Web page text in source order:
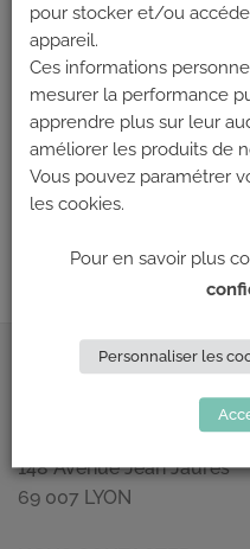
Les commentaires et les
←Précédent
ADRESSE
Climb Up (Siège social)
148 Avenue Jean Jaurès
69 007 LYON
pour stocker et/ou
appareil.
Ces informations
mesurer la performance
apprendre plus sur leur
améliorer les produits de
Vous pouvez paramétrer
les cookies.
Pour en savoir plus
Personnaliser les